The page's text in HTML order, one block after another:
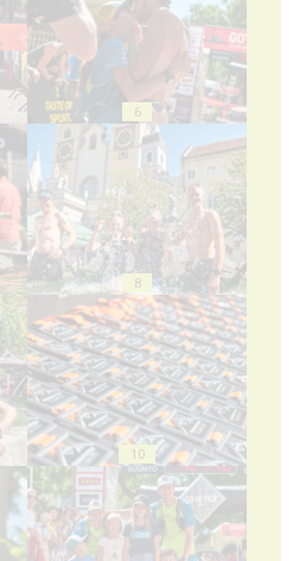
6
8
10